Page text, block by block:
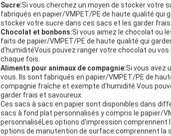
Sucre:Si vous cherchez un moyen de stocker votre
fabriqués en papier/VMPET/PE de haute qualité
stocker votre sucre dans ces sacs et les garder
Chocolat et bonbons:Si vous aimez le chocolat ou
faits de papier/VMPET/PE de haute qualité qui
d'humiditéVous pouvez ranger votre chocolat ou
chaque fois.
Aliments pour animaux de compagnie:Si vous avez
vous. Ils sont fabriqués en papier/VMPET/PE de
compagnie fraîche et exempte d'humidité.Vous
garder frais et savoureux.
Ces sacs à sacs en papier sont disponibles dans
sacs à fond plat personnalisés.y compris le papier/
personnaliséLes options d'impression comprennent
options de manutention de surface comprennent